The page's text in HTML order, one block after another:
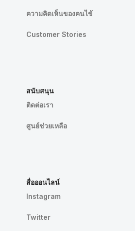
ความคิดเห็นของคนไข้
Customer Stories
สนับสนุน
ติดต่อเรา
ศูนย์ช่วยเหลือ
สื่อออนไลน์
Instagram
Twitter